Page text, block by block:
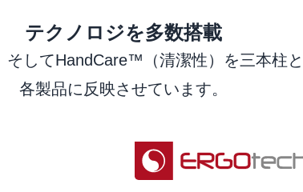
商品データシート
洗濯方法
ユーザー情報
テクノロジを多数搭載
そしてHandCare™（清潔性）を三本柱
各製品に反映させています。